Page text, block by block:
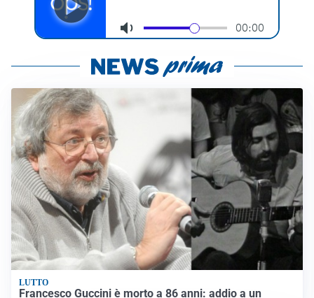
LUTTO
Francesco Guccini è morto a 86 anni: addio a un